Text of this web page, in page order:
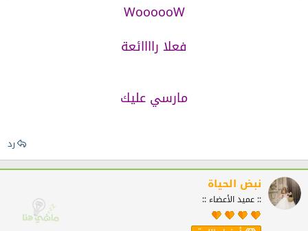
WoooooW
فعلا راااائعة
مارسي عليك
رد
نبض الحياة
:: عميد الأعضاء ::